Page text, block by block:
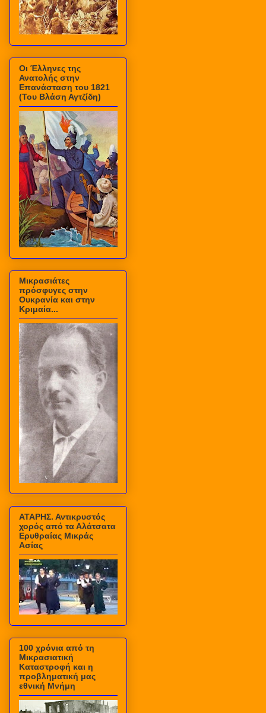
Οι Έλληνες της
Ανατολής στην
Επανάσταση του 1821
(Του Βλάση Αγτζίδη)
Μικρασιάτες
πρόσφυγες στην
Ουκρανία και στην
Κριμαία...
ΑΤΑΡΗΣ. Αντικρυστός
χορός από τα Αλάτσατα
Ερυθραίας Μικράς
Ασίας
100 χρόνια από τη
Μικρασιατική
Καταστροφή και η
προβληματική μας
εθνική Μνήμη